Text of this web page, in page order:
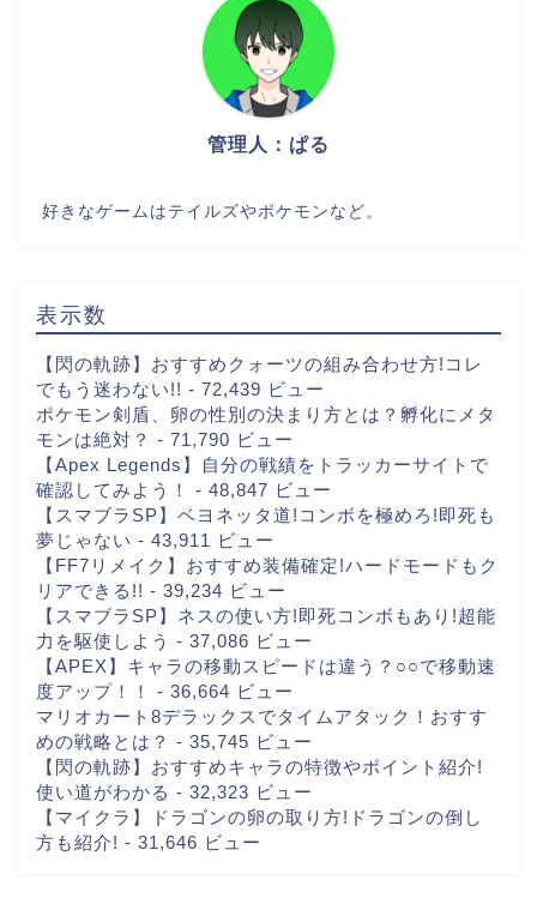
管理人：ぱる
好きなゲームはテイルズやポケモンなど。
表示数
【閃の軌跡】おすすめクォーツの組み合わせ方!コレ
でもう迷わない!! - 72,439 ビュー
ポケモン剣盾、卵の性別の決まり方とは？孵化にメタ
モンは絶対？ - 71,790 ビュー
【Apex Legends】自分の戦績をトラッカーサイトで
確認してみよう！
- 48,847 ビュー
【スマブラSP】ベヨネッタ道!コンボを極めろ!即死も
夢じゃない - 43,911 ビュー
【FF7リメイク】おすすめ装備確定!ハードモードもク
リアできる!! - 39,234 ビュー
【スマブラSP】ネスの使い方!即死コンボもあり!超能
力を駆使しよう - 37,086 ビュー
【APEX】キャラの移動スピードは違う？○○で移動速
度アップ！！
- 36,664 ビュー
マリオカート8デラックスでタイムアタック！おすす
めの戦略とは？ - 35,745 ビュー
【閃の軌跡】おすすめキャラの特徴やポイント紹介!
使い道がわかる - 32,323 ビュー
【マイクラ】ドラゴンの卵の取り方!ドラゴンの倒し
方も紹介! - 31,646 ビュー